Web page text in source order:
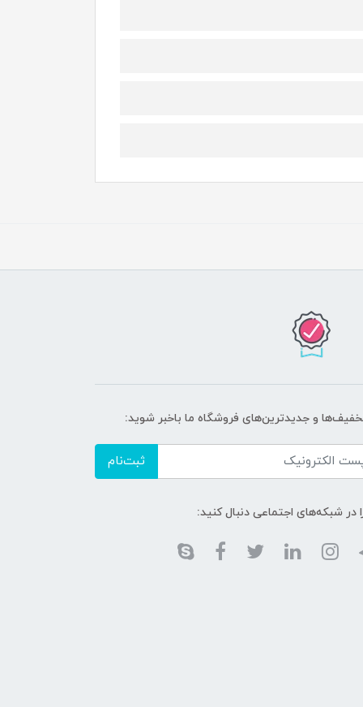
و جدیدترین‌های فروشگاه ما باخبر شوید:
ثبت‌نام
در شبکه‌های اجتماعی دنبال کنید: